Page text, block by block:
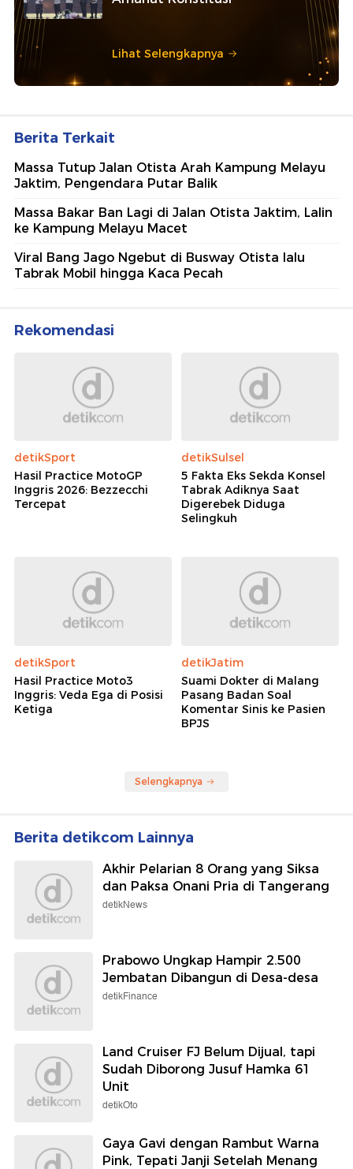
Lihat Selengkapnya
Berita Terkait
Massa Tutup Jalan Otista Arah Kampung Melayu
Jaktim, Pengendara Putar Balik
Massa Bakar Ban Lagi di Jalan Otista Jaktim, Lalin
ke Kampung Melayu Macet
Viral Bang Jago Ngebut di Busway Otista lalu
Tabrak Mobil hingga Kaca Pecah
Rekomendasi
detikSport
Hasil Practice MotoGP
Inggris 2026: Bezzecchi
Tercepat
detikSulsel
5 Fakta Eks Sekda Konsel
Tabrak Adiknya Saat
Digerebek Diduga
Selingkuh
detikSport
Hasil Practice Moto3
Inggris: Veda Ega di Posisi
Ketiga
detikJatim
Suami Dokter di Malang
Pasang Badan Soal
Komentar Sinis ke Pasien
BPJS
Selengkapnya
Berita detikcom Lainnya
Akhir Pelarian 8 Orang yang Siksa
dan Paksa Onani Pria di Tangerang
detikNews
Prabowo Ungkap Hampir 2.500
Jembatan Dibangun di Desa-desa
detikFinance
Land Cruiser FJ Belum Dijual, tapi
Sudah Diborong Jusuf Hamka 61
Unit
detikOto
Gaya Gavi dengan Rambut Warna
Pink, Tepati Janji Setelah Menang